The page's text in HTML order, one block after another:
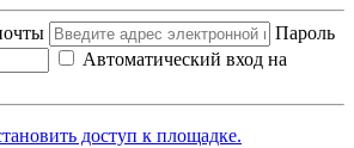
Пароль
Автоматический вход на
доступ к площадке.